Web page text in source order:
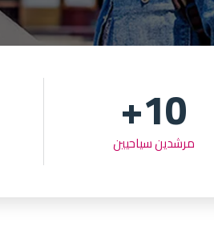
10
+
مرشدين سياحيين